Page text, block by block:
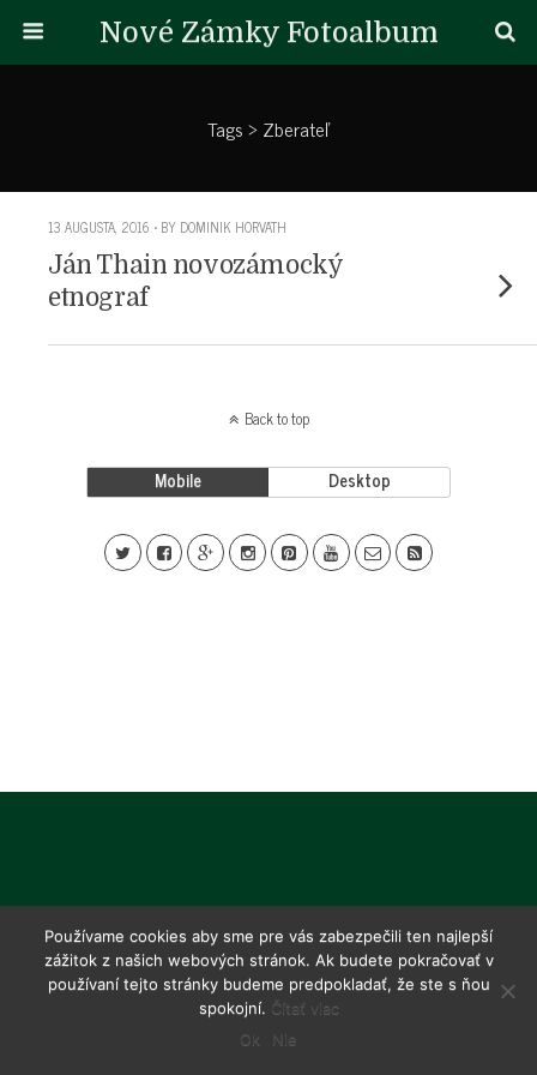
Nové Zámky Fotoalbum
Tags › Zberateľ
13 AUGUSTA, 2016 • BY DOMINIK HORVATH
Ján Thain novozámocký
etnograf
Back to top
Mobile Desktop
Používame cookies aby sme pre vás zabezpečili ten najlepší
zážitok z našich webových stránok. Ak budete pokračovať v
používaní tejto stránky budeme predpokladať, že ste s ňou
spokojní. Čítať viac
Ok
Nie